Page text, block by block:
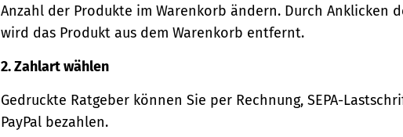
Anzahl der Produkte im Warenkorb ändern. Durch Anklicken
wird das Produkt aus dem Warenkorb entfernt.
2. Zahlart wählen
Gedruckte Ratgeber können Sie per Rechnung, SEPA-
PayPal bezahlen.